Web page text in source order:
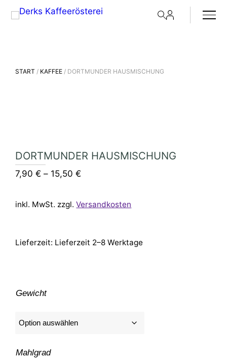
START / KAFFEE / DORTMUNDER HAUSMISCHUNG
DORTMUNDER HAUSMISCHUNG
7,90€ – 15,50€
inkl. MwSt. zzgl.Versandkosten
Lieferzeit: Lieferzeit 2–8 Werktage
Gewicht
Mahlgrad